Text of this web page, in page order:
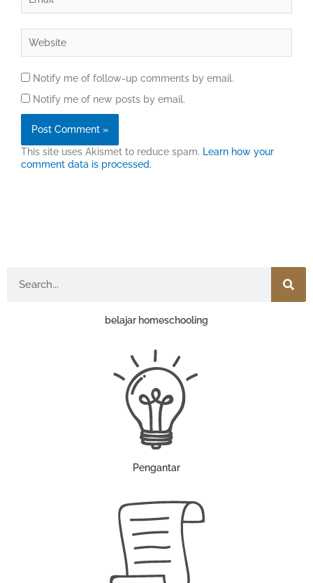
Notify me of follow-up comments by email.
Notify me of new posts by email.
This site uses Akismet to reduce spam. Learn how your
comment data is processed.
belajar homeschooling
Pengantar